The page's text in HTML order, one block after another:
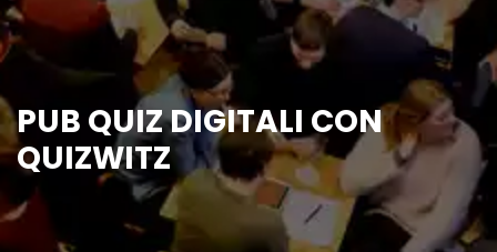
PUB QUIZ DIGITALI CON
QUIZWITZ